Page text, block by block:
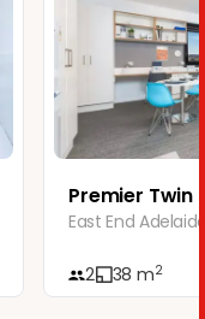
Premier Twin
East End
2 38 m2